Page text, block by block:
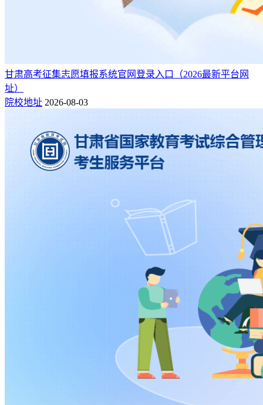
甘肃高考征集志愿填报系统官网登录入口（2026最新平台网
址）
院校地址 2026-08-03